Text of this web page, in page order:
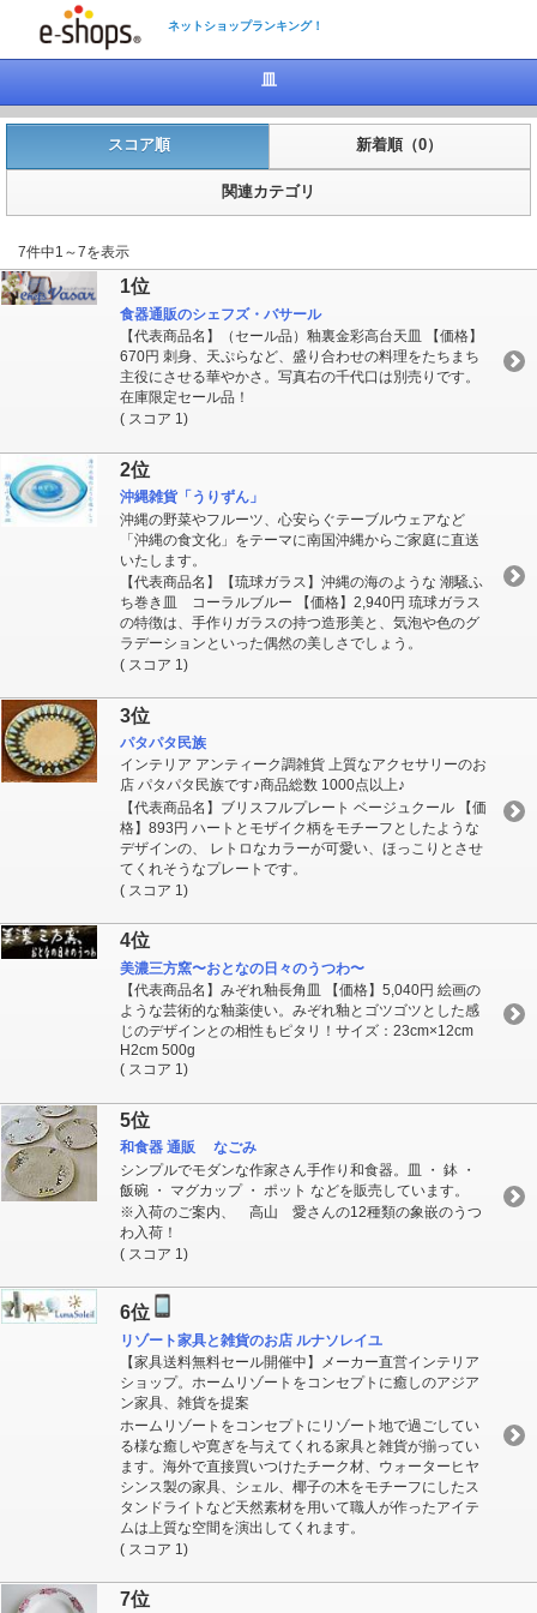
ネットショップランキング！
皿
スコア順 新着順（0）
関連カテゴリ
7件中1～7を表示
1位
食器通販のシェフズ・バサール
【代表商品名】（セール品）釉裏金彩高台天皿 【価格】
670円 刺身、天ぷらなど、盛り合わせの料理をたちまち
主役にさせる華やかさ。写真右の千代口は別売りです。
在庫限定セール品！
( スコア 1)
2位
沖縄雑貨「うりずん」
沖縄の野菜やフルーツ、心安らぐテーブルウェアなど
「沖縄の食文化」をテーマに南国沖縄からご家庭に直送
いたします。
【代表商品名】【琉球ガラス】沖縄の海のような 潮騒ふ
ち巻き皿 コーラルブルー 【価格】2,940円 琉球ガラス
の特徴は、手作りガラスの持つ造形美と、気泡や色のグ
ラデーションといった偶然の美しさでしょう。
( スコア 1)
3位
パタパタ民族
インテリア アンティーク調雑貨 上質なアクセサリーのお
店 パタパタ民族です♪商品総数 1000点以上♪
【代表商品名】ブリスフルプレート ベージュクール 【価
格】893円 ハートとモザイク柄をモチーフとしたような
デザインの、 レトロなカラーが可愛い、ほっこりとさせ
てくれそうなプレートです。
( スコア 1)
4位
美濃三方窯〜おとなの日々のうつわ〜
【代表商品名】みぞれ釉長角皿 【価格】5,040円 絵画の
ような芸術的な釉薬使い。みぞれ釉とゴツゴツとした感
じのデザインとの相性もピタリ！サイズ：23cm×12cm
H2cm 500g
( スコア 1)
5位
和食器 通販 なごみ
シンプルでモダンな作家さん手作り和食器。皿 ・ 鉢 ・
飯碗 ・ マグカップ ・ ポット などを販売しています。
※入荷のご案内、 高山 愛さんの12種類の象嵌のうつ
わ入荷！
( スコア 1)
6位
リゾート家具と雑貨のお店 ルナソレイユ
【家具送料無料セール開催中】メーカー直営インテリア
ショップ。ホームリゾートをコンセプトに癒しのアジア
ン家具、雑貨を提案
ホームリゾートをコンセプトにリゾート地で過ごしてい
る様な癒しや寛ぎを与えてくれる家具と雑貨が揃ってい
ます。海外で直接買いつけたチーク材、ウォーターヒヤ
シンス製の家具、シェル、椰子の木をモチーフにしたス
タンドライトなど天然素材を用いて職人が作ったアイテ
ムは上質な空間を演出してくれます。
( スコア 1)
7位